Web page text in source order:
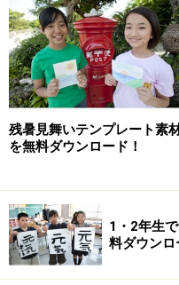
米作りに必要な作業の昔
農業教室」
農林水産省による「子ど
りや野菜作りなど農業
イト。
米作りに必要な作業を
まのコメ作り』のコー
ールと必要な作業ごと
像や写真で比較されて
ていた農作業が機械に
残暑見舞いテンプレート素
を無料ダウンロード！
1・2年生
料ダウンロ